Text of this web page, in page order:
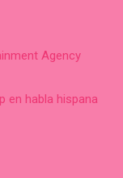
Agency
en habla hispana